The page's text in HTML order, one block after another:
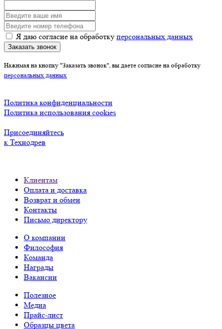
Я даю согласие на обработку персональных данных
Заказать звонок
Нажимая на кнопку "Заказать звонок", вы даете согласие на обработку
персональных данных
Политика конфиденциальности
Политика использования cookies
Присоединяйтесь
к Технодрев
Клиентам
Оплата и доставка
Возврат и обмен
Контакты
Письмо директору
О компании
Философия
Команда
Награды
Вакансии
Полезное
Медиа
Прайс-лист
Образцы цвета